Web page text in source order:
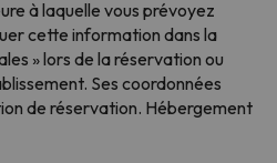
à laquelle vous prévoyez
cette information dans la
» lors de la réservation ou
Ses coordonnées
de réservation. Hébergement